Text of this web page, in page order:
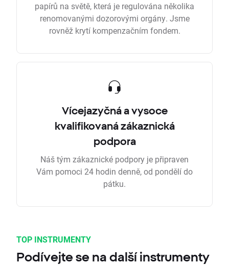
papírů na světě, která je regulována několika
renomovanými dozorovými orgány. Jsme
rovněž krytí kompenzačním fondem.
Vícejazyčná a vysoce
kvalifikovaná zákaznická
podpora
Náš tým zákaznické podpory je připraven
Vám pomoci 24 hodin denně, od pondělí do
pátku.
TOP INSTRUMENTY
Podívejte se na další instrumenty